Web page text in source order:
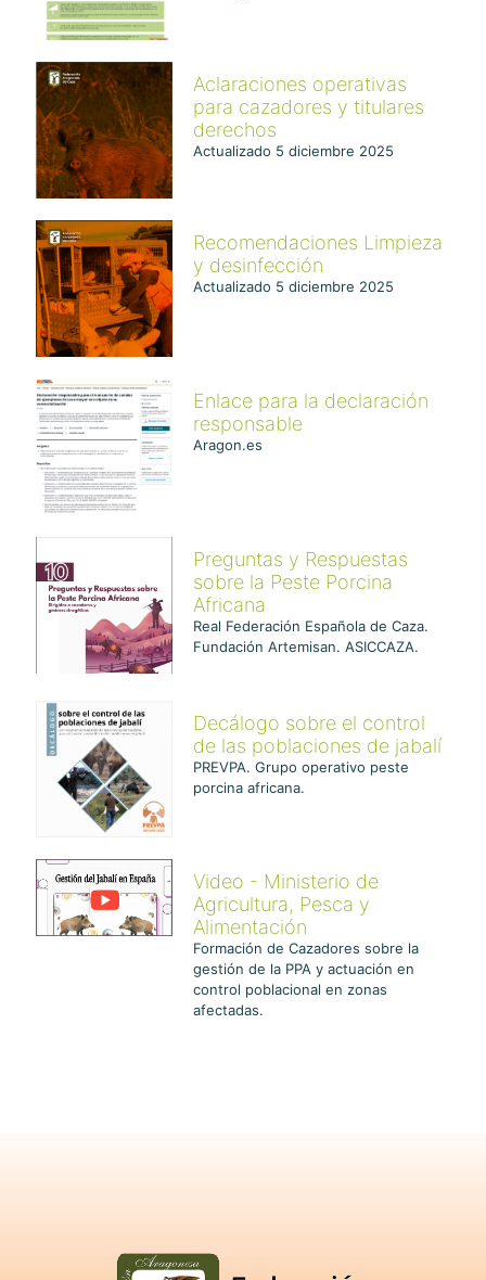
Aclaraciones operativas
para cazadores y titulares
derechos
Actualizado 5 diciembre 2025
Recomendaciones Limpieza
y desinfección
Actualizado 5 diciembre 2025
Enlace para la declaración
responsable
Aragon.es
Preguntas y Respuestas
sobre la Peste Porcina
Africana
Real Federación Española de Caza.
Fundación Artemisan. ASICCAZA.
Decálogo sobre el control
de las poblaciones de jabalí
PREVPA. Grupo operativo peste
porcina africana.
Video - Ministerio de
Agricultura, Pesca y
Alimentación
Formación de Cazadores sobre la
gestión de la PPA y actuación en
control poblacional en zonas
afectadas.